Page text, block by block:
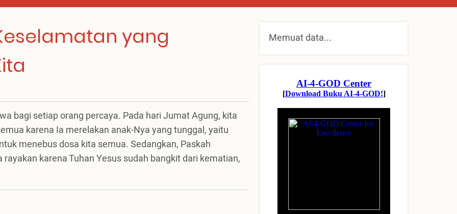
yang
bagi setiap orang percaya. Pada hari Jumat Agung, kita
karena Ia merelakan anak-Nya yang tunggal, yaitu
menebus dosa kita semua. Sedangkan, Paskah
karena Tuhan Yesus sudah bangkit dari kematian,
Memuat data...